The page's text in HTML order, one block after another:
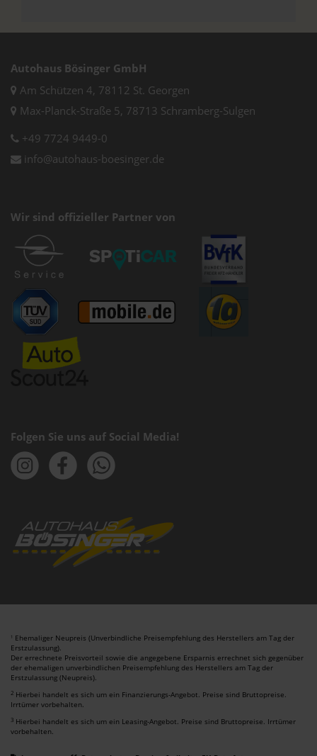
Autohaus Bösinger GmbH
Am Schützen 4, 78112 St. Georgen
Max-Planck-Straße 5, 78713 Schramberg-Sulgen
+49 7724 9449-0
info@autohaus-boesinger.de
Wir sind offizieller Partner von
Folgen Sie uns auf Social Media!
1 Ehemaliger Neupreis (Unverbindliche Preisempfehlung des Herstellers am Tag der
Erstzulassung).
Der errechnete Preisvorteil sowie die angegebene Ersparnis errechnet sich gegenüber
der ehemaligen unverbindlichen Preisempfehlung des Herstellers am Tag der
Erstzulassung (Neupreis).
2 Hierbei handelt es sich um ein Finanzierungs-Angebot. Preise sind Bruttopreise.
Irrtümer vorbehalten.
3 Hierbei handelt es sich um ein Leasing-Angebot. Preise sind Bruttopreise. Irrtümer
vorbehalten.